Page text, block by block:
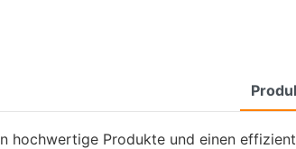
hochwertige Produkte und einen